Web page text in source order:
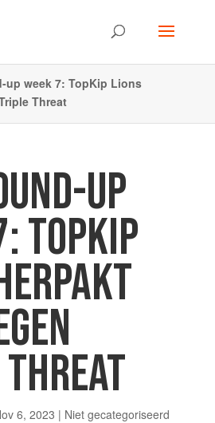
up week 7: TopKip Lions
Threat
UP
TOPKIP
6, 2023 | Niet gecategoriseerd